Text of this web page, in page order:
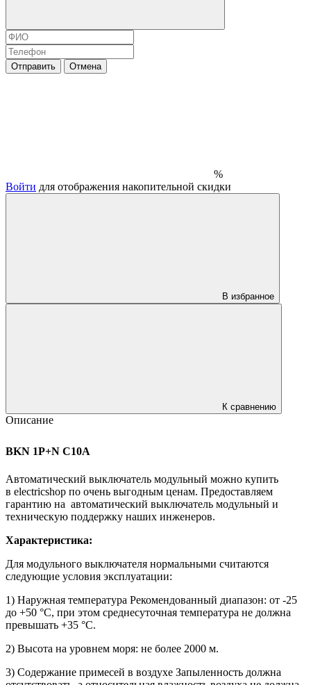
Отправить Отмена
%
Войти для отображения накопительной скидки
В избранное
К сравнению
Описание
BKN 1P+N C10A
Автоматический выключатель модульный можно купить
в electricshop по очень выгодным ценам. Предоставляем
гарантию на автоматический выключатель модульный и
техническую поддержку наших инженеров.
Характеристика:
Для модульного выключателя нормальными считаются
следующие условия эксплуатации:
1) Наружная температура Рекомендованный диапазон: от -25
до +50 °C, при этом среднесуточная температура не должна
превышать +35 °C.
2) Высота на уровнем моря: не более 2000 м.
3) Содержание примесей в воздухе Запыленность должна